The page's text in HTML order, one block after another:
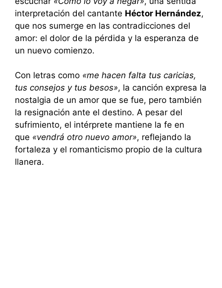
interpretación del cantante Héctor Hernández,
que nos sumerge en las contradicciones del
amor: el dolor de la pérdida y la esperanza de
un nuevo comienzo.
Con letras como «me hacen falta tus caricias,
tus consejos y tus besos», la canción expresa la
nostalgia de un amor que se fue, pero también
la resignación ante el destino. A pesar del
sufrimiento, el intérprete mantiene la fe en
que «vendrá otro nuevo amor», reflejando la
fortaleza y el romanticismo propio de la cultura
llanera.